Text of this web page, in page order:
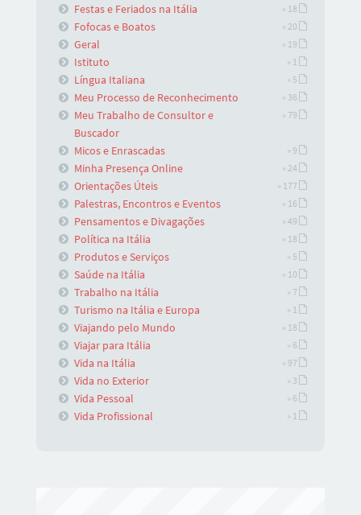
Festas e Feriados na Itália » 18
Fofocas e Boatos » 20
Geral » 19
Istituto » 1
Língua Italiana » 5
Meu Processo de Reconhecimento » 36
Meu Trabalho de Consultor e
Buscador
» 79
Micos e Enrascadas » 9
Minha Presença Online » 24
Orientações Úteis » 177
Palestras, Encontros e Eventos » 16
Pensamentos e Divagações » 49
Política na Itália » 18
Produtos e Serviços » 5
Saúde na Itália » 10
Trabalho na Itália » 7
Turismo na Itália e Europa » 1
Viajando pelo Mundo » 18
Viajar para Itália » 6
Vida na Itália » 97
Vida no Exterior » 3
Vida Pessoal » 6
Vida Profissional » 1